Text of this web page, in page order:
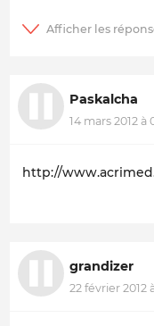
Paskalcha
14 mars 2012 à
http://
grandizer
22 février 2012